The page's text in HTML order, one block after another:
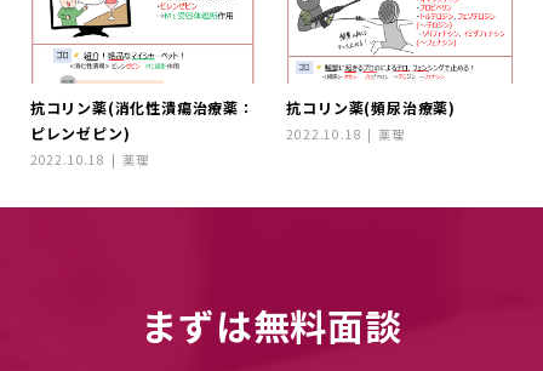
抗コリン薬(消化性潰瘍治療薬：
ピレンゼピン)
2022.10.18 薬理
抗コリン薬(頻尿治療薬)
2022.10.18 薬理
まずは無料面談